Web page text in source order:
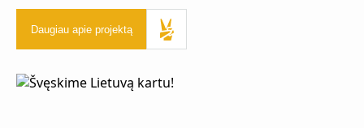
Daugiau apie projektą